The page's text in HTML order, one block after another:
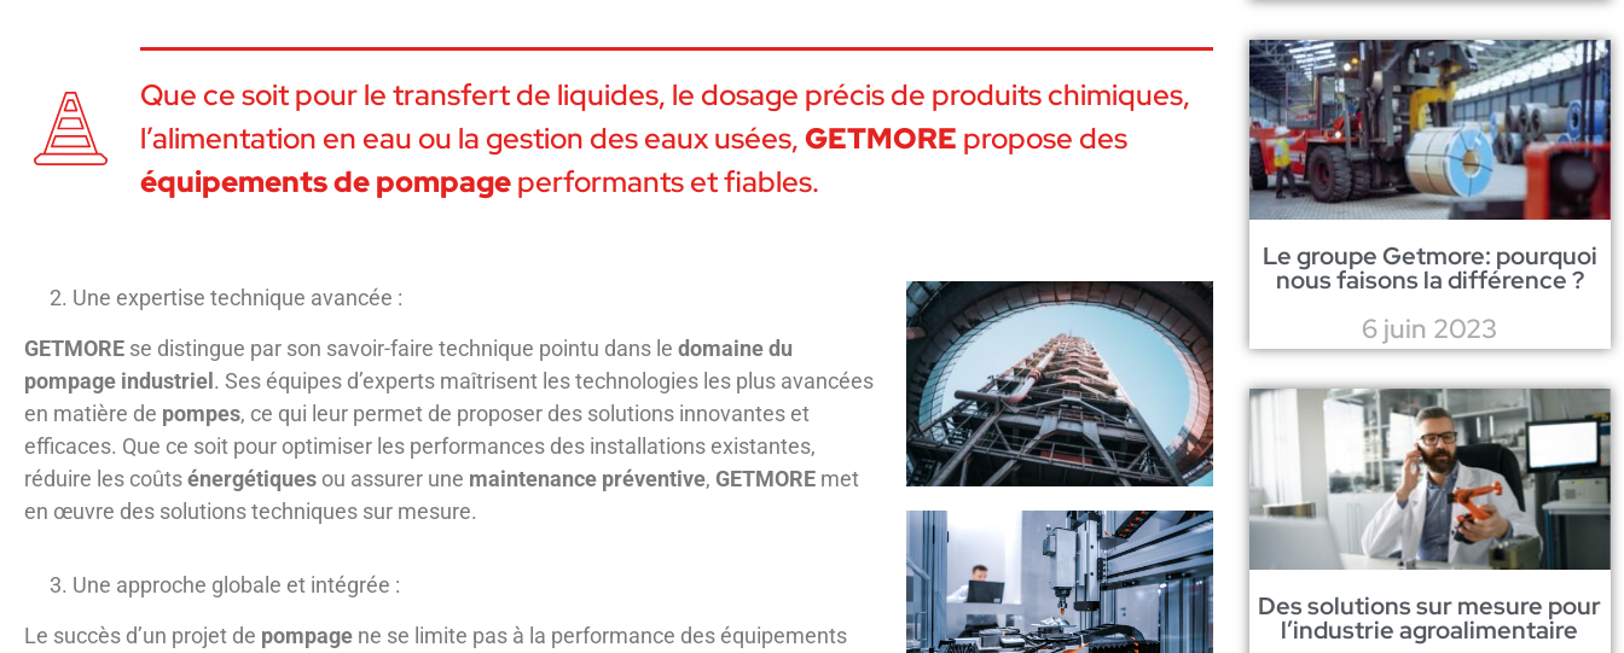
Que ce soit pour le transfert de liquides, le dosage précis de produits chimiques,
l’alimentation en eau ou la gestion des eaux usées,GETMORE propose des
équipements de pompageperformants et fiables.
Une expertise technique avancée :
GETMORE se distingue par son savoir-faire technique pointu dans le domaine du
pompage industriel. Ses équipes d’experts maîtrisent les technologies les plus avancées
en matière de pompes, ce qui leur permet de proposer des solutions innovantes et
efficaces. Que ce soit pour optimiser les performances des installations existantes,
réduire les coûtsénergétiques ou assurer une maintenance préventive, GETMORE met
en œuvre des solutions techniques sur mesure.
Une approche globale et intégrée :
Le succès d’un projet de pompage ne se limite pas à la performance des équipements
Le groupe Getmore: pourquoi
nous faisons la différence ?
6 juin 2023
Des solutions sur mesure pour
l’industrie agroalimentaire